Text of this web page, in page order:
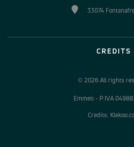
33074
CREDITS
© 2026 All rights
Emmeti - P.IVA
Credits: